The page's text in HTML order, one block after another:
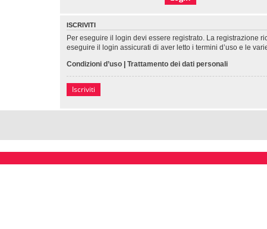
ISCRIVITI
Per eseguire il login devi essere registrato. La registrazione
eseguire il login assicurati di aver letto i termini d’uso e le
Condizioni d’uso
Trattamento dei dati personali
Iscriviti